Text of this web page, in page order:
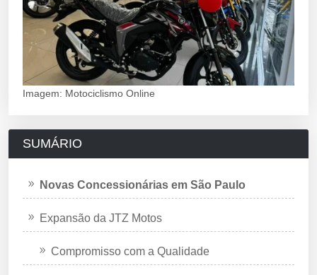
Imagem: Motociclismo Online
SUMÁRIO
Novas Concessionárias em São Paulo
Expansão da JTZ Motos
Compromisso com a Qualidade